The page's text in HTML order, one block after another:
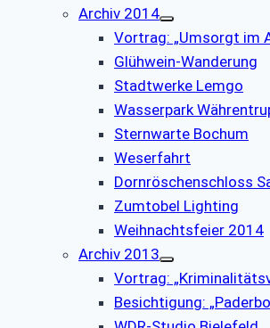
Archiv 2014
Vortrag: „Umsorgt im
Glühwein-Wanderung
Stadtwerke Lemgo
Wasserpark
Sternwarte Bochum
Weserfahrt
Dornröschenschloss
Zumtobel Lighting
Weihnachtsfeier 2014
Archiv 2013
Vortrag:
Besichtigung: